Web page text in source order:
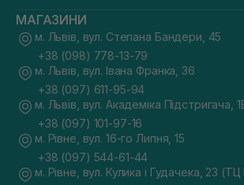
МАГАЗИНИ
м. Львів, вул. Степана Бандери, 45
+38 (098) 778-13-79
м. Львів, вул. Івана Франка, 36
+38 (097) 611-95-94
м. Львів, вул. Академіка Підстригача,
+38 (097) 101-97-16
м. Рівне, вул. 16-го Липня, 15
+38 (097) 544-61-44
м. Рівне, вул. Кулика і Гудачека, 23